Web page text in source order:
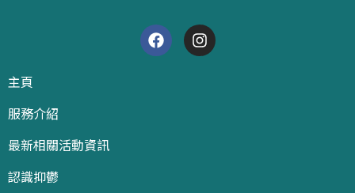
主頁
服務介紹
最新相關活動資訊
認識抑鬱